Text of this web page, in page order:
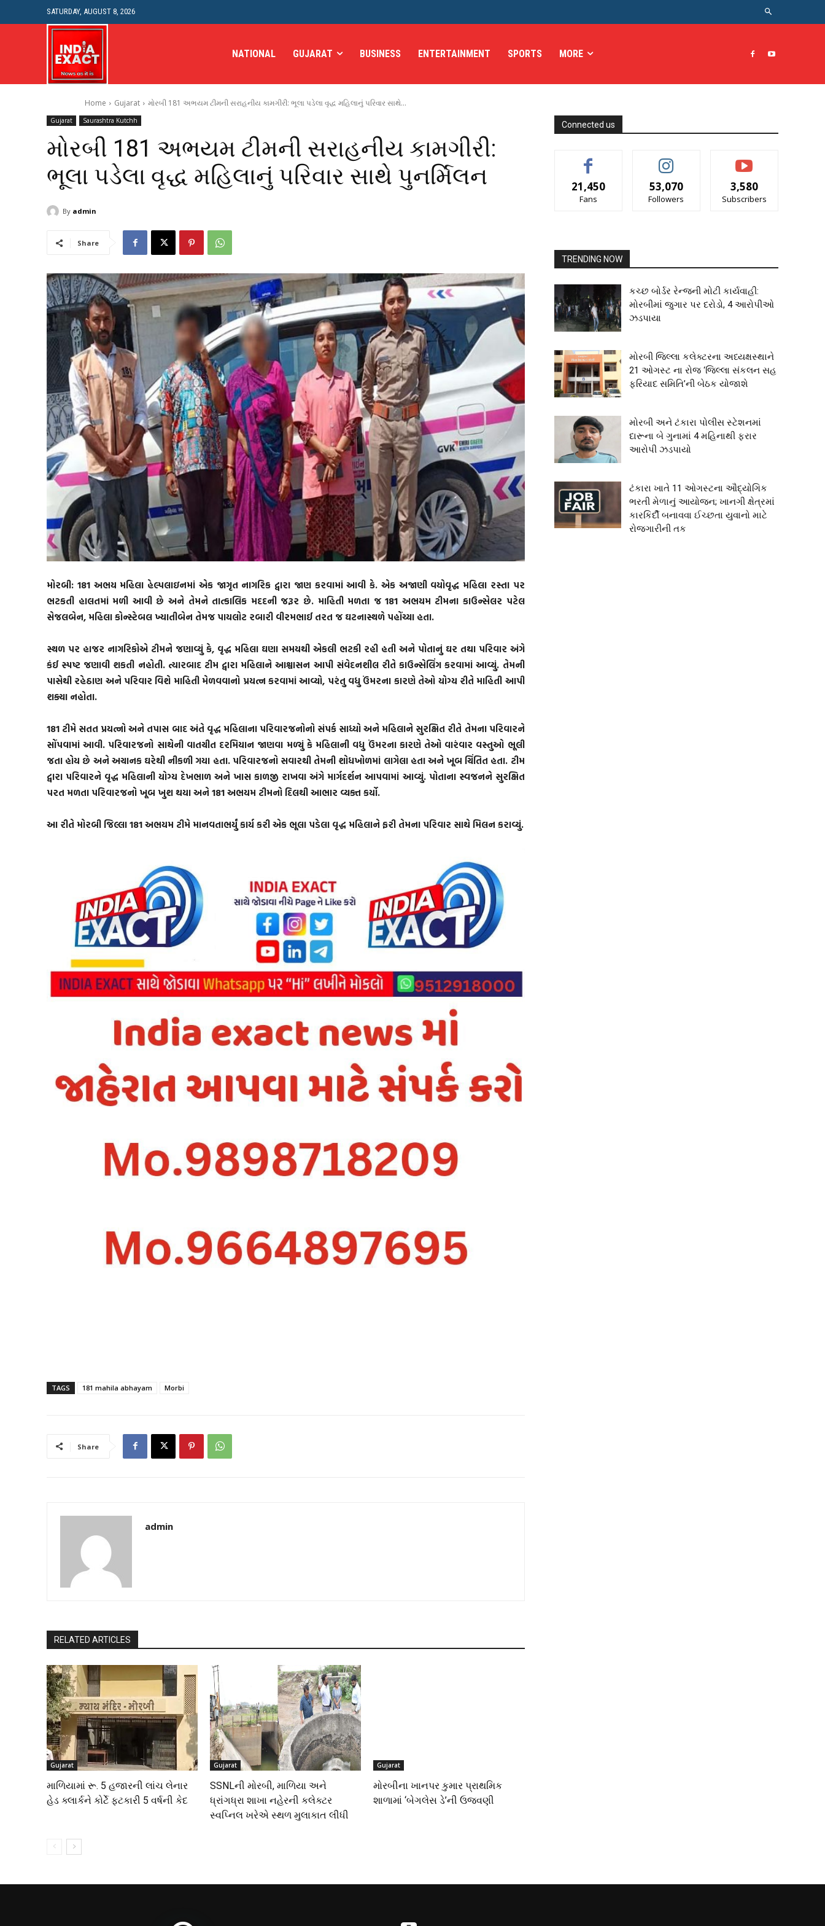
SATURDAY, AUGUST 8, 2026
NATIONAL GUJARAT BUSINESS ENTERTAINMENT SPORTS MORE
Home Gujarat મોરબી 181 અભયમ ટીમની સરાહનીય કામગીરી: ભૂલા પડેલા વૃદ્ધ મહિલાનું પરિવાર સાથે...
Gujarat Saurashtra Kutchh
મોરબી 181 અભયમ ટીમની સરાહનીય કામગીરી:
ભૂલા પડેલા વૃદ્ધ મહિલાનું પરિવાર સાથે પુનર્મિલન
By admin
Share
મોરબી: 181 અભય મહિલા હેલ્પલાઇનમાં એક જાગૃત નાગરિક દ્વારા જાણ કરવામાં આવી કે. એક અજાણી વયોવૃદ્ધ મહિલા રસ્તા પર
ભટકતી હાલતમાં મળી આવી છે અને તેમને તાત્કાલિક મદદની જરૂર છે. માહિતી મળતા જ 181 અભયમ ટીમના કાઉન્સેલર પટેલ
સેજલબેન, મહિલા કોન્સ્ટેબલ ખ્યાતીબેન તેમજ પાયલોટ રબારી વીરમભાઈ તરત જ ઘટનાસ્થળે પહોંચ્યા હતા.
સ્થળ પર હાજર નાગરિકોએ ટીમને જણાવ્યું કે, વૃદ્ધ મહિલા ઘણા સમયથી એકલી ભટકી રહી હતી અને પોતાનું ઘર તથા પરિવાર અંગે
કંઈ સ્પષ્ટ જણાવી શકતી નહોતી. ત્યારબાદ ટીમ દ્વારા મહિલાને આશ્વાસન આપી સંવેદનશીલ રીતે કાઉન્સેલિંગ કરવામાં આવ્યું. તેમની
પાસેથી રહેઠાણ અને પરિવાર વિશે માહિતી મેળવવાનો પ્રયત્ન કરવામાં આવ્યો, પરંતુ વધુ ઉંમરના કારણે તેઓ યોગ્ય રીતે માહિતી આપી
શક્યા નહોતા.
181 ટીમે સતત પ્રયત્નો અને તપાસ બાદ અંતે વૃદ્ધ મહિલાના પરિવારજનોનો સંપર્ક સાધ્યો અને મહિલાને સુરક્ષિત રીતે તેમના પરિવારને
સોંપવામાં આવી. પરિવારજનો સાથેની વાતચીત દરમિયાન જાણવા મળ્યું કે મહિલાની વધુ ઉંમરના કારણે તેઓ વારંવાર વસ્તુઓ ભૂલી
જતા હોય છે અને અચાનક ઘરેથી નીકળી ગયા હતા. પરિવારજનો સવારથી તેમની શોધખોળમાં લાગેલા હતા અને ખૂબ ચિંતિત હતા. ટીમ
દ્વારા પરિવારને વૃદ્ધ મહિલાની યોગ્ય દેખભાળ અને ખાસ કાળજી રાખવા અંગે માર્ગદર્શન આપવામાં આવ્યું. પોતાના સ્વજનને સુરક્ષિત
પરત મળતા પરિવારજનો ખૂબ ખુશ થયા અને 181 અભયમ ટીમનો દિલથી આભાર વ્યક્ત કર્યો.
આ રીતે મોરબી જિલ્લા 181 અભયમ ટીમે માનવતાભર્યું કાર્ય કરી એક ભૂલા પડેલા વૃદ્ધ મહિલાને ફરી તેમના પરિવાર સાથે મિલન કરાવ્યું.
TAGS 181 mahila abhayam Morbi
Share
admin
RELATED ARTICLES
Gujarat
માળિયામાં રૂ. 5 હજારની લાંચ લેનાર
હેડ ક્લાર્કને કોર્ટે ફટકારી 5 વર્ષની કેદ
Gujarat
SSNLની મોરબી, માળિયા અને
ધ્રાંગધ્રા શાખા નહેરની કલેક્ટર
સ્વપ્નિલ ખરેએ સ્થળ મુલાકાત લીધી
Gujarat
મોરબીના ખાનપર કુમાર પ્રાથમિક
શાળામાં ‘બેગલેસ ડે’ની ઉજવણી
Connected us
21,450
Fans
53,070
Followers
3,580
Subscribers
TRENDING NOW
કચ્છ બોર્ડર રેન્જની મોટી કાર્યવાહી:
મોરબીમાં જુગાર પર દરોડો, 4 આરોપીઓ
ઝડપાયા
મોરબી જિલ્લા કલેક્ટરના અધ્યક્ષસ્થાને
21 ઓગસ્ટ ના રોજ ‘જિલ્લા સંકલન સહ
ફરિયાદ સમિતિ’ની બેઠક યોજાશે
મોરબી અને ટંકારા પોલીસ સ્ટેશનમાં
દારૂના બે ગુનામાં 4 મહિનાથી ફરાર
આરોપી ઝડપાયો
ટંકારા ખાતે 11 ઓગસ્ટના ઔદ્યોગિક
ભરતી મેળાનું આયોજન; ખાનગી ક્ષેત્રમાં
કારકિર્દી બનાવવા ઈચ્છતા યુવાનો માટે
રોજગારીની તક